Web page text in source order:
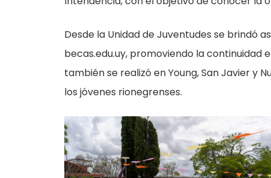
Desde la Unidad de Juventudes se brindó
becas.edu.uy, promoviendo la continuidad
también se realizó en Young, San Javier y
los jóvenes rionegrenses.